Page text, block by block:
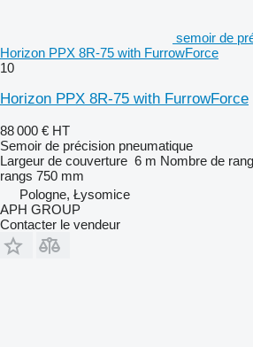
semoir de
Horizon PPX 8R-75 with FurrowForce
10
Horizon PPX 8R-75 with FurrowForce
88 000 € HT
Semoir de précision pneumatique
Largeur de couverture 6 m Nombre de
rangs 750 mm
Pologne, Łysomice
APH GROUP
Contacter le vendeur